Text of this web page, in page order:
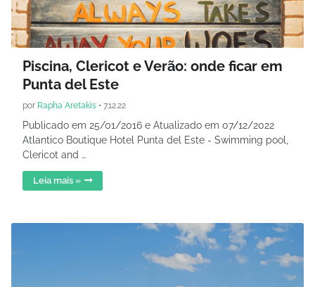
Piscina, Clericot e Verão: onde ficar em
Punta del Este
por Rapha Aretakis • 7.12.22
Publicado em 25/01/2016 e Atualizado em 07/12/2022
Atlantico Boutique Hotel Punta del Este - Swimming pool,
Clericot and …
Leia mais »